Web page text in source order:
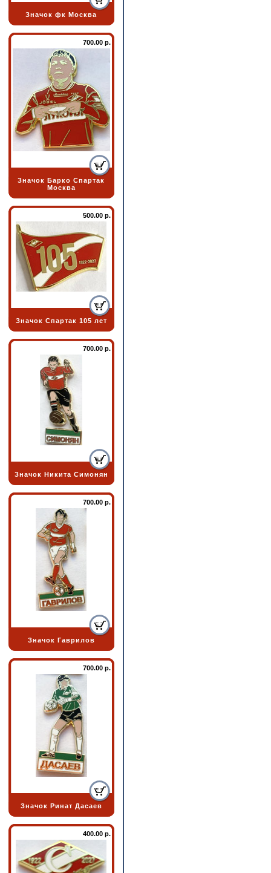
Значок фк Москва
700.00 р.
Значок Барко Спартак
Москва
500.00 р.
Значок Спартак 105 лет
700.00 р.
Значок Никита Симонян
700.00 р.
Значок Гаврилов
700.00 р.
Значок Ринат Дасаев
400.00 р.